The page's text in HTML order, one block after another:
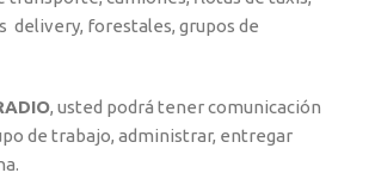
delivery, forestales, grupos de
, usted podrá tener comunicación
de trabajo, administrar, entregar